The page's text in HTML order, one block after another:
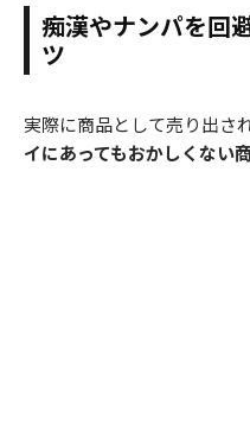
痴漢やナンパを回
ツ
実際に商品として売り出さ
イにあってもおかしくない